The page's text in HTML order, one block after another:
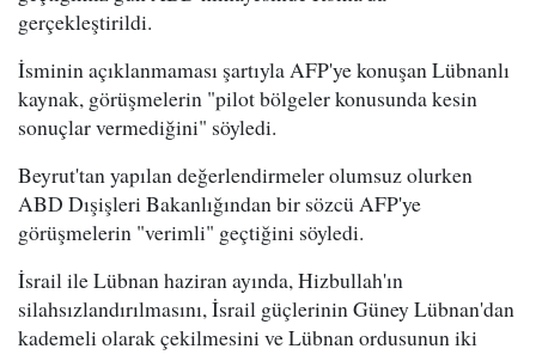
gerçekleştirildi.
İsminin açıklanmaması şartıyla AFP'ye konuşan Lübnanlı
kaynak, görüşmelerin "pilot bölgeler konusunda kesin
sonuçlar vermediğini" söyledi.
Beyrut'tan yapılan değerlendirmeler olumsuz olurken
ABD Dışişleri Bakanlığından bir sözcü AFP'ye
görüşmelerin "verimli" geçtiğini söyledi.
İsrail ile Lübnan haziran ayında, Hizbullah'ın
silahsızlandırılmasını, İsrail güçlerinin Güney Lübnan'dan
kademeli olarak çekilmesini ve Lübnan ordusunun iki